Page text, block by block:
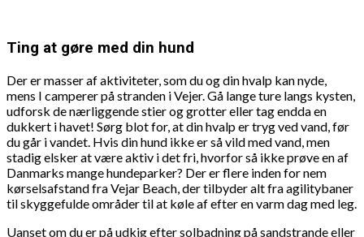
Ting at gøre med din hund
Der er masser af aktiviteter, som du og din hvalp kan nyde,
mens I camperer på stranden i Vejer. Gå lange ture langs kysten,
udforsk de nærliggende stier og grotter eller tag endda en
dukkert i havet! Sørg blot for, at din hvalp er tryg ved vand, før
du går i vandet. Hvis din hund ikke er så vild med vand, men
stadig elsker at være aktiv i det fri, hvorfor så ikke prøve en af
Danmarks mange hundeparker? Der er flere inden for nem
kørselsafstand fra Vejar Beach, der tilbyder alt fra agilitybaner
til skyggefulde områder til at køle af efter en varm dag med leg.
Uanset om du er på udkig efter solbadning på sandstrande eller